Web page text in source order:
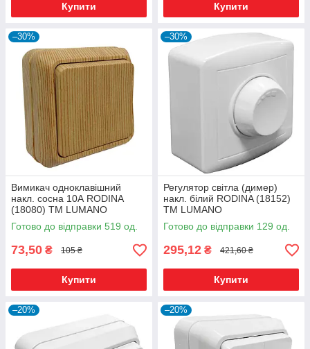
Купити Купити
–30%
Вимикач одноклавішний
накл. сосна 10А RODINA
(18080) ТМ LUMANO
Готово до відправки 519 од.
73,50 ₴ 105 ₴
Купити
–30%
Регулятор світла (димер)
накл. білий RODINA (18152)
ТМ LUMANO
Готово до відправки 129 од.
295,12 ₴ 421,60 ₴
Купити
–20% –20%